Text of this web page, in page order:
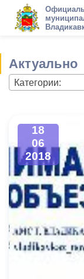
Актуально
Категории:
18
06
2018